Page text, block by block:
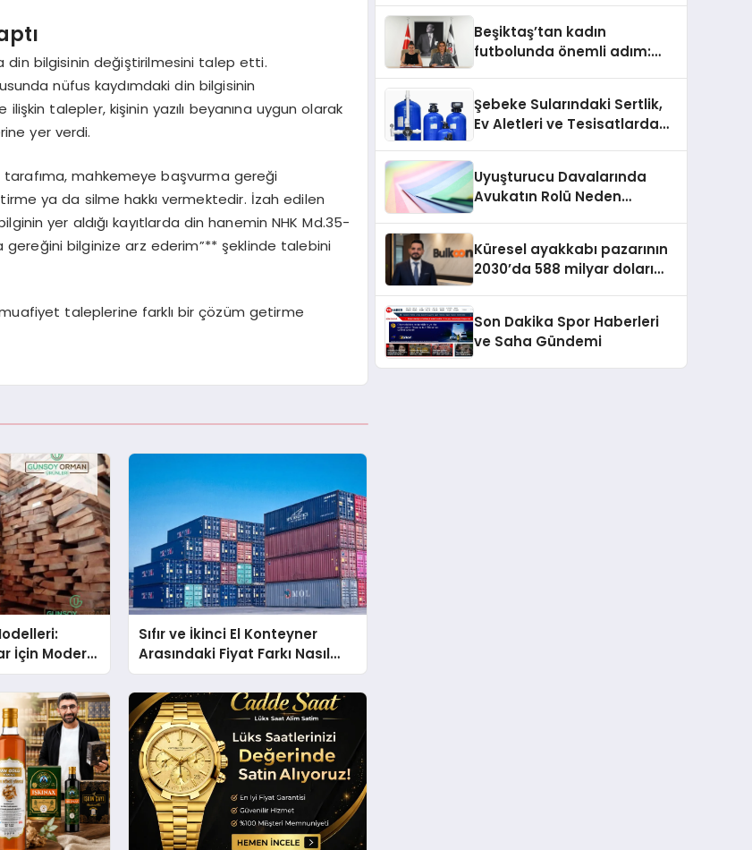
din bilgisinin değiştirilmesini talep etti.
nüfus kaydımdaki din bilgisinin
talepler, kişinin yazılı beyanına uygun olarak
yer verdi.
tarafıma, mahkemeye başvurma gereği
ya da silme hakkı vermektedir. İzah edilen
yer aldığı kayıtlarda din hanemin NHK Md.35-
gereğini bilginize arz ederim”** şeklinde talebini
muafiyet taleplerine farklı bir çözüm getirme
İçin Modern
Sıfır ve İkinci El Konteyner
Arasındaki Fiyat Farkı Nasıl
Oluşur?
Beşiktaş’tan kadın
futbolunda önemli adım:
Gündoğdu kulüp hafızasını
geleceğe taşıyacak
Şebeke Sularındaki Sertlik,
Ev Aletleri ve Tesisatlarda
Uyuşturucu Davalarında
Avukatın Rolü Neden
Küresel ayakkabı pazarının
2030’da 588 milyar doları
Son Dakika Spor Haberleri
ve Saha Gündemi